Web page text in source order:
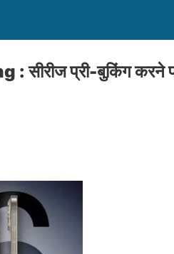
प्री-बुकिंग करने